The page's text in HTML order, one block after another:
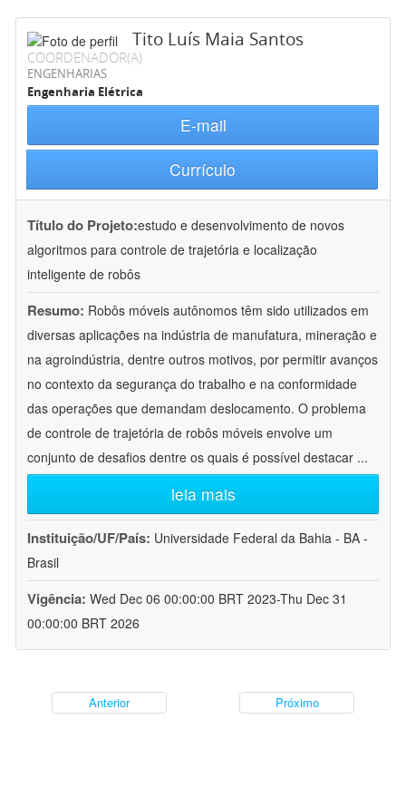
Tito Luís Maia Santos
COORDENADOR(A)
ENGENHARIAS
Engenharia Elétrica
E-mail
Currículo
Título do Projeto:estudo e desenvolvimento de novos
algoritmos para controle de trajetória e localização
inteligente de robôs
Resumo: Robôs móveis autônomos têm sido utilizados em
diversas aplicações na indústria de manufatura, mineração e
na agroindústria, dentre outros motivos, por permitir avanços
no contexto da segurança do trabalho e na conformidade
das operações que demandam deslocamento. O problema
de controle de trajetória de robôs móveis envolve um
conjunto de desafios dentre os quais é possível destacar ...
leia mais
Instituição/UF/País: Universidade Federal da Bahia - BA -
Brasil
Vigência: Wed Dec 06 00:00:00 BRT 2023-Thu Dec 31
00:00:00 BRT 2026
Anterior Próximo